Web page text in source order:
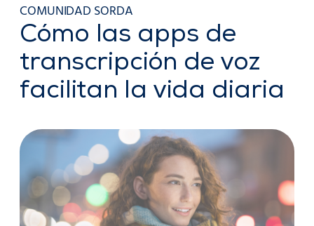
COMUNIDAD SORDA
Cómo las apps de
transcripción de voz
facilitan la vida diaria